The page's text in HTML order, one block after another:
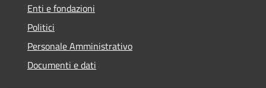
Enti e fondazioni
Politici
Personale Amministrativo
Documenti e dati